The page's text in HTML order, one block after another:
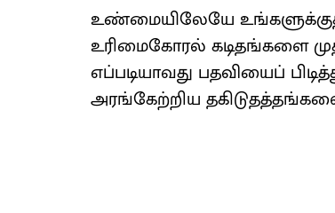
உண்மையிலேயே
உரிமைகோரல் கடிதங்களை
எப்படியாவது பதவியைப்
அரங்கேற்றிய